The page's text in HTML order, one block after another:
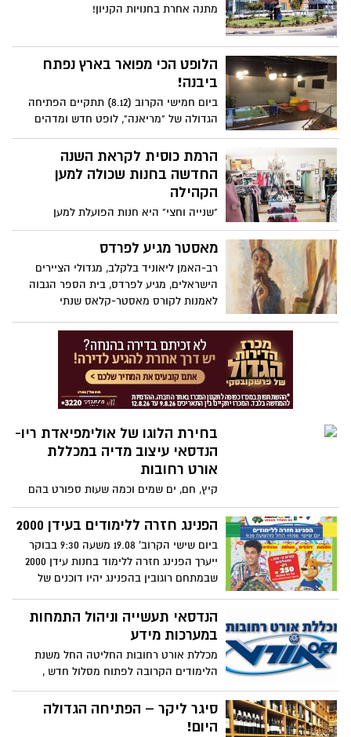
מתנה אחרת בחנויות הקניון!
הלופט הכי מפואר בארץ נפתח
ביבנה!
ביום חמישי הקרוב (8.12) תתקיים הפתיחה
הגדולה של "מריאנה", לופט חדש ומדהים
שהוקם באזור התעשייה הדרומי, בבניין "יינות
ביתן", ליד חדר הכושר "לזוז". הכניסה
חופשית החל מ-20:30
הרמת כוסית לקראת השנה
החדשה בחנות שכולה למען
הקהילה
"שנייה וחצי" היא חנות הפועלת למען
הקהילה הממוקמת ברחוב בוכריס פינת
החבצלת. בחנות נמכרים בגדים, צעצועים וכלי
כל ההכנסות בחנות מיועדות לפרויקטים למען
כל תושבי יבנה מוזמנים לחגוג את השנה
החדשה עם הפרויקט המדהים שפועל למען
הקהילה.
מאסטר מגיע לפרדס
רב-האמן ליאוניד בלקלב, מגדולי הציירים
הישראלים, מגיע לפרדס, בית הספר הגבוה
לאמנות לקורס מאסטר-קלאס שנתי
בחירת הלוגו של אולימפיאדת ריו-
הנדסאי עיצוב מדיה במכללת
אורט רחובות
קיץ, חם, ים שמים וכמה שעות ספורט בהם
אנחנו צופים ומלווים באופן פאסיבי- אקטיבי
את אולימפיידת ריו.
הפנינג חזרה ללימודים בעידן 2000
ביום שישי הקרוב' 19.08 משעה 9:30 בבוקר
ייערך הפנינג חזרה ללימוד בחנות עידן 2000
שבמתחם רוגובין בהפנינג יהיו דוכנים של
והכי חשוב קונים ב 300 ₪ ומשלמים רק 250
אופניים ועוד מחכים לכם
הנדסאי תעשייה וניהול התמחות
במערכות מידע
מכללת אורט רחובות החליטה החל משנת
הלימודים הקרובה לפתוח מסלול חדש ,
המסלול הינו מסלול לימודי מערכות מידע
הכולל: ניהול מערכות מידע, תכנית מערכות ,
אפיון יזום והטמעה.
סיגר ליקר – הפתיחה הגדולה
היום!